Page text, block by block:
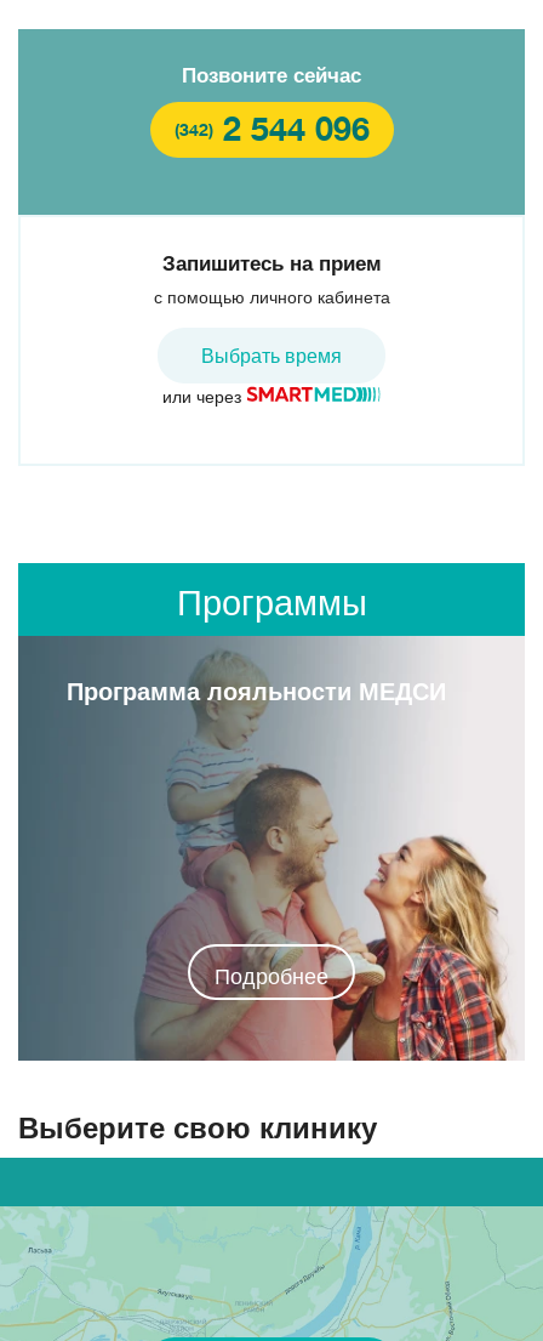
Позвоните сейчас
(342) 2 544 096
Запишитесь на прием
с помощью личного кабинета
Выбрать время
или через
Программы
Программа лояльности МЕДСИ
Подробнее
Выберите свою клинику